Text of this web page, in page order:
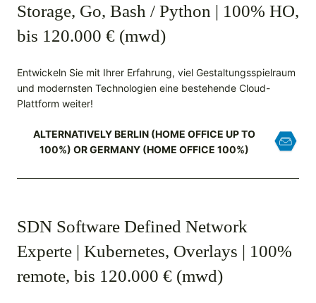
Storage, Go, Bash / Python | 100% HO,
bis 120.000 € (mwd)
Entwickeln Sie mit Ihrer Erfahrung, viel Gestaltungsspielraum
und modernsten Technologien eine bestehende Cloud-
Plattform weiter!
ALTERNATIVELY BERLIN (HOME OFFICE UP TO
100%) OR GERMANY (HOME OFFICE 100%)
SDN Software Defined Network
Experte | Kubernetes, Overlays | 100%
remote, bis 120.000 € (mwd)